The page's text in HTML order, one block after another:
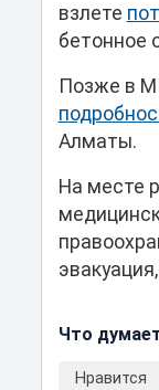
взлете
бетонное
Позже в
Алматы.
На месте
Что
Нравится